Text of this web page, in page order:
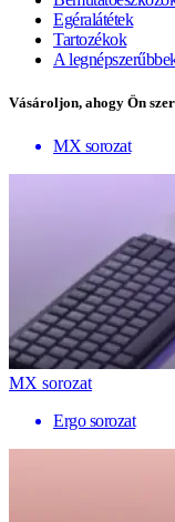
Egéralátétek
Tartozékok
A
Vásároljon, ahogy Ön
MX sorozat
MX sorozat
Ergo sorozat